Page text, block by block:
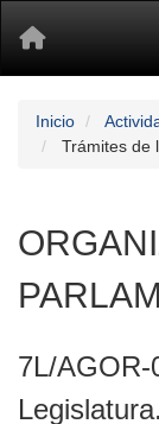
Inicio
Trámites de
7L/AGOR-
Legislatura.